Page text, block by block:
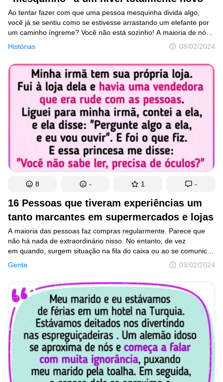
Histórias 08/02/2024
Ao tentar fazer com que uma pessoa mesquinha divida algo,
você já se sentiu como se estivesse arrastando um elefante por
um caminho íngreme? Você não está sozinho! A maioria de nós
já conheceu alguém que sempre quer ficar com o bolo inteiro
ou que só oferece água da torneira ao convidar outra pessoa
para comer em sua casa. Mesmo que não entendamos
totalmente tal comportamento, a verdade é que esse tipo
de pessoa sempre dá o que falar, gerando em seu entorno
histórias que, mais tarde, acabam arrancando boas risadas. Foi
o que aconteceu com alguns de nossos leitores, que precisaram
lidar com “mãos de vaca” ao longo da vida.
16 Pessoas que tiveram experiências um
tanto marcantes em supermercados e lojas
Gente 03/02/2024
A maioria das pessoas faz compras regularmente. Parece que
não há nada de extraordinário nisso. No entanto, de vez
em quando, surgem situação na fila do caixa ou ao se comunicar
com outros clientes e funcionários em que você não sabe
se deve chorar ou rir, ou se deve virar uma boa história para
contar aos seus amigos.
8 - 1 -